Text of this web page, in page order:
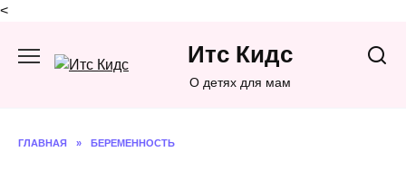
<
содержанию
Итс Кидс
О детях для мам
ГЛАВНАЯ » БЕРЕМЕННОСТЬ